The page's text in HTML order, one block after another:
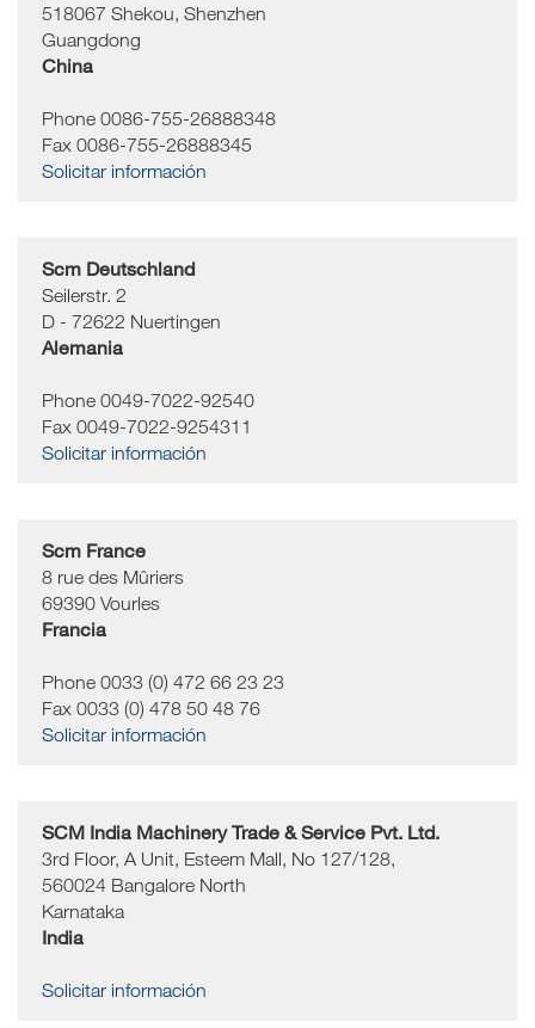
518067 Shekou, Shenzhen
Guangdong
China
Phone 0086-755-26888348
Fax 0086-755-26888345
Solicitar información
Scm Deutschland
Seilerstr. 2
D - 72622 Nuertingen
Alemania
Phone 0049-7022-92540
Fax 0049-7022-9254311
Solicitar información
Scm France
8 rue des Mûriers
69390 Vourles
Francia
Phone 0033 (0) 472 66 23 23
Fax 0033 (0) 478 50 48 76
Solicitar información
SCM India Machinery Trade & Service Pvt. Ltd.
3rd Floor, A Unit, Esteem Mall, No 127/128,
560024 Bangalore North
Karnataka
India
Solicitar información